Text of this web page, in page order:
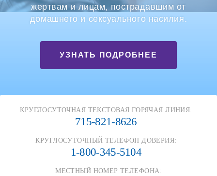
жертвам и лицам, пострадавшим от
домашнего и сексуального насилия.
УЗНАТЬ ПОДРОБНЕЕ
КРУГЛОСУТОЧНАЯ ТЕКСТОВАЯ ГОРЯЧАЯ ЛИНИЯ:
715-821-8626
КРУГЛОСУТОЧНЫЙ ТЕЛЕФОН ДОВЕРИЯ:
1-800-345-5104
МЕСТНЫЙ НОМЕР ТЕЛЕФОНА: